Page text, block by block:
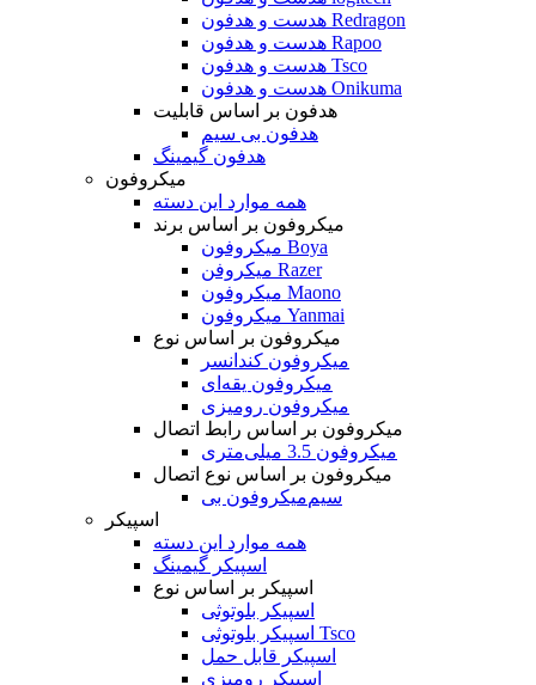
هدست و هدفون Redragon
هدست و هدفون Rapoo
هدست و هدفون Tsco
هدست و هدفون Onikuma
هدفون بر اساس قابلیت
هدفون بی سیم
هدفون گیمینگ
میکروفون
همه موارد این دسته
میکروفون بر اساس برند
میکروفون Boya
میکروفن Razer
میکروفون Maono
میکروفون Yanmai
میکروفون بر اساس نوع
میکروفون کندانسر
میکروفون یقه‌ای
میکروفون رومیزی
میکروفون بر اساس رابط اتصال
میکروفون 3.5 میلی‌متری
میکروفون بر اساس نوع اتصال
میکروفون بی‌‎سیم
اسپیکر
همه موارد این دسته
اسپیکر گیمینگ
اسپیکر بر اساس نوع
اسپیکر بلوتوثی
اسپیکر بلوتوثی Tsco
اسپیکر قابل حمل
اسپیکر رومیزی